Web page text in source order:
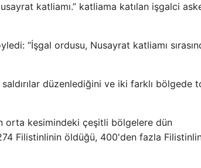
katliamı.” katliama katılan işgalci
“İşgal ordusu, Nusayrat katliamı
düzenlediğini ve iki farklı bölgede
orta kesimindeki çeşitli bölgelere dün
Filistinlinin öldüğü, 400'den fazla